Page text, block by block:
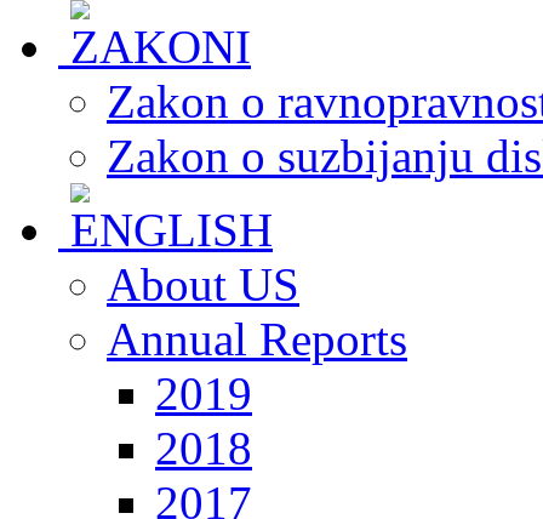
Zakon o
Zakon o suzbijanju
About US
Annual Reports
2019
2018
2017